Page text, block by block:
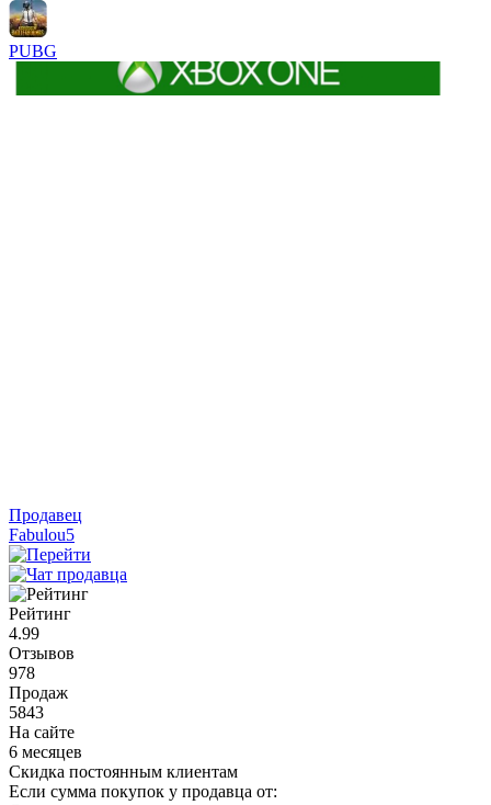
PUBG
Продавец
Fabulou5
Рейтинг
4.99
Отзывов
978
Продаж
5843
На сайте
6 месяцев
Скидка постоянным клиентам
Если сумма покупок у продавца от: